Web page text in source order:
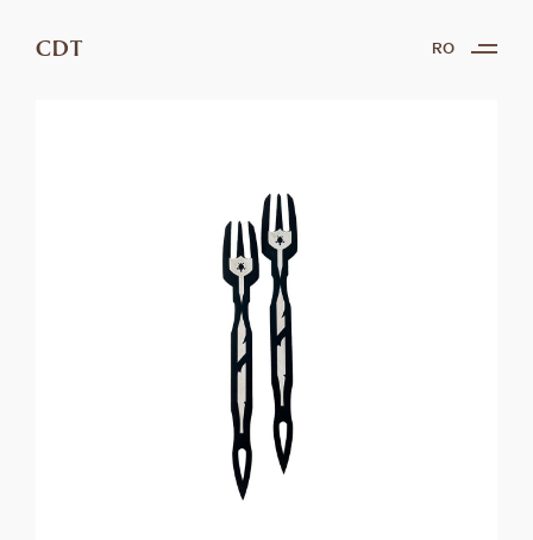
CDT RO